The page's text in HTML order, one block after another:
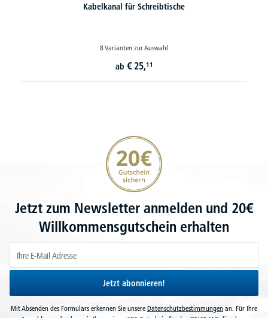
Kabelkanal für Schreibtische
8 Varianten zur Auswahl
ab € 25,11
20€ Gutschein sichern
Jetzt zum Newsletter anmelden und 20€
Willkommensgutschein erhalten
Jetzt abonnieren!
Mit Absenden des Formulars erkennen Sie unsere Datenschutzbestimmungen an. Für Ihre